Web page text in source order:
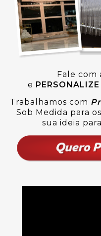
Fale com
e PERSONALIZE
Trabalhamos com
Sob Medida para
sua ideia para